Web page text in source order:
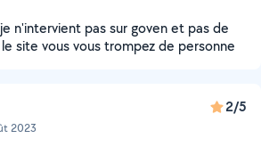
n'intervient pas sur goven et pas de
site vous vous trompez de personne
2023
2/5